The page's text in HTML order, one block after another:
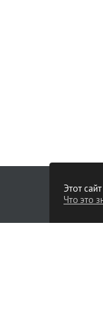
Этот
Что это